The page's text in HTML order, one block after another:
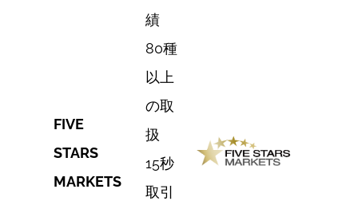
FIVE
STARS
MARKETS
績
80種
以上
の取
扱
15秒
取引